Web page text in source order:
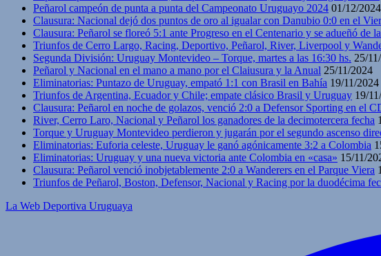
Peñarol campeón de punta a punta del Campeonato Uruguayo 2024 01/12/2024
Clausura: Nacional dejó dos puntos de oro al igualar con Danubio 0:0 en el
Clausura: Peñarol se floreó 5:1 ante Progreso en el Centenario y se adueñó de
Triunfos de Cerro Largo, Racing, Deportivo, Peñarol, River, Liverpool y
Segunda División: Uruguay Montevideo – Torque, martes a las 16:30 hs. 25/
Peñarol y Nacional en el mano a mano por el Claiusura y la Anual 25/11/2024
Eliminatorias: Puntazo de Uruguay, empató 1:1 con Brasil en Bahía 19/11/2024
Triunfos de Argentina, Ecuador y Chile; empate clásico Brasil y Uruguay 19/
Clausura: Peñarol en noche de golazos, venció 2:0 a Defensor Sporting en el
River, Cerro Laro, Nacional y Peñarol los ganadores de la decimotercera fecha
Torque y Uruguay Montevideo perdieron y jugarán por el segundo ascenso
Eliminatorias: Euforia celeste, Uruguay le ganó agónicamente 3:2 a Colombia
Eliminatorias: Uruguay y una nueva victoria ante Colombia en «casa» 15/11/
Clausura: Peñarol venció inobjetablemente 2:0 a Wanderers en el Parque Viera
Triunfos de Peñarol, Boston, Defensor, Nacional y Racing por la duodécima
La Web Deportiva Uruguaya